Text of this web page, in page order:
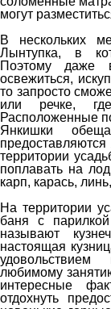
могут
В нескольких
Лынтупка, в
Поэтому даже
освежиться,
то запросто
или речке,
Расположенные
Янкишки
территории
поплавать на
карп, карась,
На территории
баня с
называют
настоящая
любимому
интересные
отдохнуть